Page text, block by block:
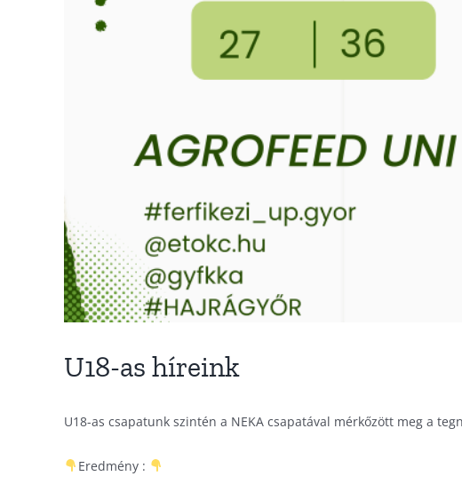
U18-as híreink
U18-as csapatunk szintén a NEKA csapatával mérkőzött meg a
Eredmény :